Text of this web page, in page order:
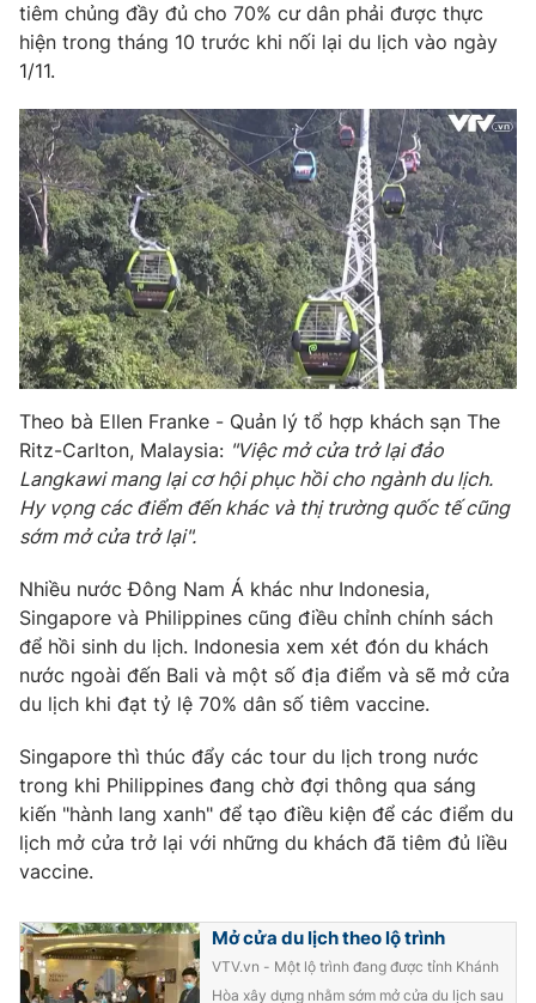
THỜI BÁO VTV
Theo dõi báo trên
Cơ quan chủ quản:Đài Truyền hình Việt Nam
Cơ quan báo chí:Thời báo VTV
Giấy phép hoạt động báo in và báo điện tử số 483/GP-BTTTT
cấp ngày 29/12/2023
Tổng Biên tập:Vũ Thanh Thủy
Phó Tổng Biên tập:Nguyễn Thị Mỹ Hạnh, Phạm Quốc Thắng,
Nguyễn Trọng Ninh
Tổng đài VTV: 024.38 355 931 - 024.38 355 932
Ðiện thoại Thời báo VTV:024.66 897 897
Email:toasoan@vtv.vn
Liên hệ quảng cáo:024-7300.7108
® Cấm sao chép dưới mọi hình thức nếu không có sự chấp
thông tin từ website này.
tiêm chủng đầy đủ cho 70% cư dân phải được thực
hiện trong tháng 10 trước khi nối lại du lịch vào ngày
1/11.
Theo bà Ellen Franke - Quản lý tổ hợp khách sạn The
Ritz-Carlton, Malaysia: "Việc mở cửa trở lại đảo
Langkawi mang lại cơ hội phục hồi cho ngành du lịch.
Hy vọng các điểm đến khác và thị trường quốc tế cũng
sớm mở cửa trở lại".
Nhiều nước Đông Nam Á khác như Indonesia,
Singapore và Philippines cũng điều chỉnh chính sách
để hồi sinh du lịch. Indonesia xem xét đón du khách
nước ngoài đến Bali và một số địa điểm và sẽ mở cửa
du lịch khi đạt tỷ lệ 70% dân số tiêm vaccine.
Singapore thì thúc đẩy các tour du lịch trong nước
trong khi Philippines đang chờ đợi thông qua sáng
kiến "hành lang xanh" để tạo điều kiện để các điểm du
lịch mở cửa trở lại với những du khách đã tiêm đủ liều
vaccine.
Mở cửa du lịch theo lộ trình
VTV.vn - Một lộ trình đang được tỉnh Khánh
Hòa xây dựng nhằm sớm mở cửa du lịch sau